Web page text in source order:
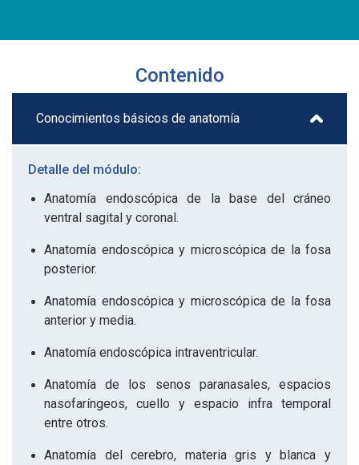
Contenido
Conocimientos básicos de anatomía
Detalle del módulo:
Anatomía endoscópica de la base del cráneo
ventral sagital y coronal.
Anatomía endoscópica y microscópica de la fosa
posterior.
Anatomía endoscópica y microscópica de la fosa
anterior y media.
Anatomía endoscópica intraventricular.
Anatomía de los senos paranasales, espacios
nasofaríngeos, cuello y espacio infra temporal
entre otros.
Anatomía del cerebro, materia gris y blanca y